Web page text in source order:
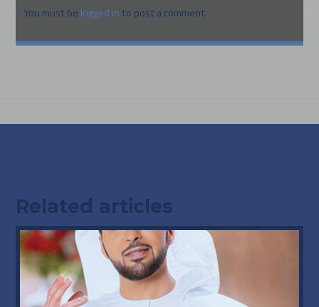
You must belogged into post a comment.
Related articles